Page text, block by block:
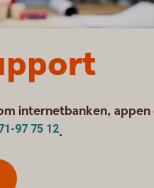
internetbanken,
97 75 12.